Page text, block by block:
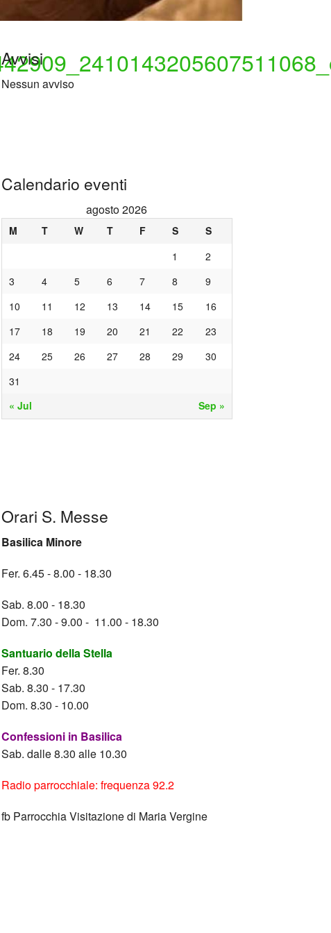
Avvisi
Nessun avviso
Calendario eventi
agosto 2026
M T W T F S
S
1
2
3
4 5 6 7 8
9
10
11 12 13 14 15
16
17
18 19 20 21 22
23
24
25 26 27 28 29
30
31
« Jul
Sep »
Orari S. Messe
Basilica Minore
Fer. 6.45 - 8.00 - 18.30
Sab. 8.00 - 18.30
Dom. 7.30 - 9.00 - 11.00 - 18.30
Santuario della Stella
Fer. 8.30
Sab. 8.30 - 17.30
Dom. 8.30 - 10.00
Confessioni in Basilica
Sab. dalle 8.30 alle 10.30
Radio parrocchiale: frequenza 92.2
fb Parrocchia Visitazione di Maria Vergine